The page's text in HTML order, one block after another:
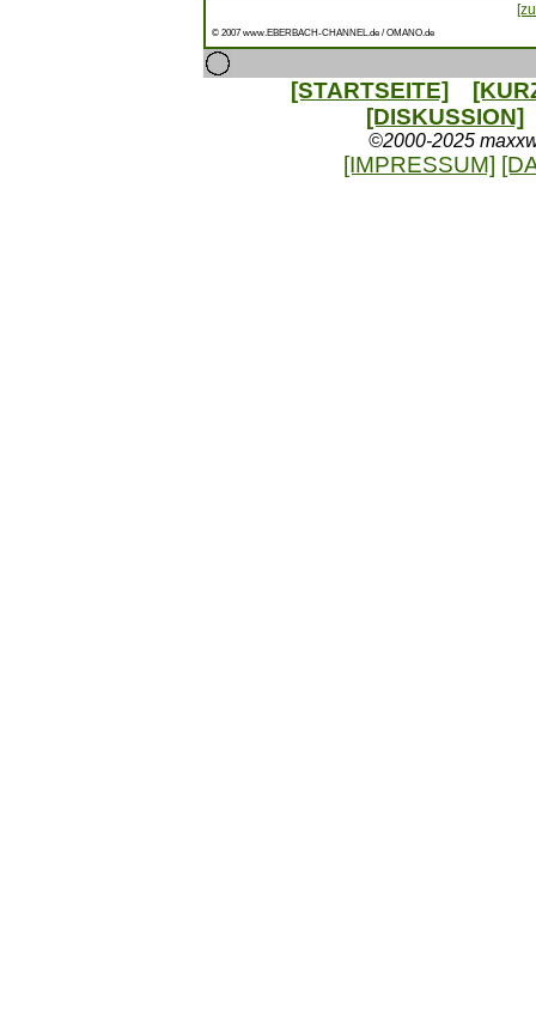
© 2007 www.EBERBACH-CHANNEL.de / OMANO.de
[STARTSEITE]
[DISKUSSION]
©2000-2025
[IMPRESSUM]